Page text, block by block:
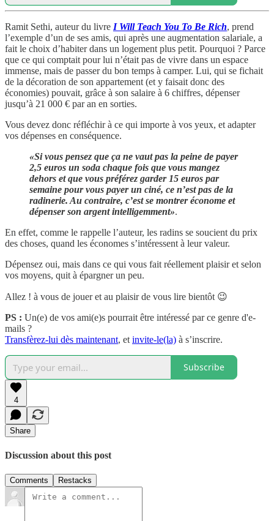
Ramit Sethi, auteur du livre I Will Teach You To Be Rich, prend
l’exemple d’un de ses amis, qui après une augmentation salariale, a
fait le choix d’habiter dans un logement plus petit. Pourquoi ? Parce
que ce qui comptait pour lui n’était pas de vivre dans un espace
immense, mais de passer du bon temps à camper. Lui, qui se fichait
de la décoration de son appartement (et y faisait donc des
économies) pouvait, grâce à son salaire à 6 chiffres, dépenser
jusqu’à 21 000 € par an en sorties.
Vous devez donc réfléchir à ce qui importe à vos yeux, et adapter
vos dépenses en conséquence.
«Si vous pensez que ça ne vaut pas la peine de payer
2,5 euros un soda chaque fois que vous mangez
dehors et que vous préférez garder 15 euros par
semaine pour vous payer un ciné, ce n’est pas de la
radinerie. Au contraire, c’est se montrer économe et
dépenser son argent intelligemment».
En effet, comme le rappelle l’auteur, les radins se soucient du prix
des choses, quand les économes s’intéressent à leur valeur.
Dépensez oui, mais dans ce qui vous fait réellement plaisir et selon
vos moyens, quit à épargner un peu.
Allez ! à vous de jouer et au plaisir de vous lire bientôt 😉
PS : Un(e) de vos ami(e)s pourrait être intéressé par ce genre d'e-
mails ?
Transfèrez-lui dès maintenant, et invite-le(la) à s’inscrire.
Subscribe
4
Share
Discussion about this post
Comments Restacks